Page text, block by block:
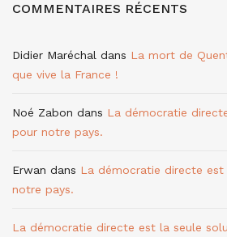
COMMENTAIRES RÉCENTS
Didier Maréchal dans La mort de
que vive la France !
Noé Zabon dans La démocratie
pour notre pays.
Erwan dans La démocratie directe
notre pays.
La démocratie directe est la seule